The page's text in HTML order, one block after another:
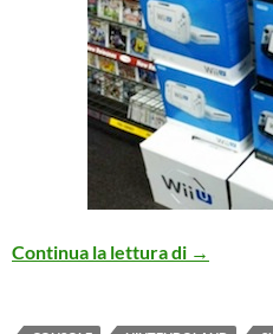
Continua la lettura di Wii U: le
→